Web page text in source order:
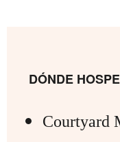
DÓNDE
Courtyard